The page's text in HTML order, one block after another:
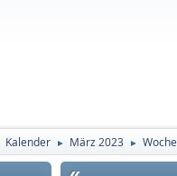
Kalender ► März 2023 ►